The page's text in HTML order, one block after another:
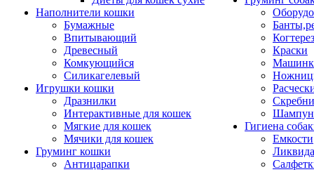
Наполнители кошки
Бумажные
Впитывающий
Древесный
Комкующийся
Силикагелевый
Игрушки кошки
Дразнилки
Интерактивные для кошек
Мягкие для кошек
Мячики для кошек
Груминг кошки
Антицарапки
Краски
Гигиена
Емкости